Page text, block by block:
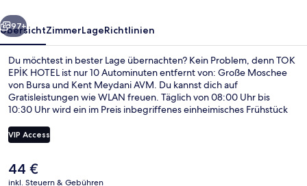
Weiter
97+
ÜbersichtZimmerLageRichtlinien
Du möchtest in bester Lage übernachten? Kein Problem, denn TOK
EPİK HOTEL ist nur 10 Autominuten entfernt von: Große Moschee
von Bursa und Kent Meydani AVM. Du kannst dich auf
Gratisleistungen wie WLAN freuen. Täglich von 08:00 Uhr bis
10:30 Uhr wird ein im Preis inbegriffenes einheimisches Frühstück
Minuten entfernt: Bursa Zoo und Podyumpark.
VIP Access
Der
aktuelle
44 €
inkl. Steuern & Gebühren